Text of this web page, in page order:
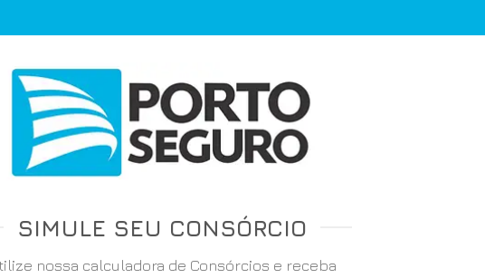
SIMULE SEU CONSÓRCIO
nossa calculadora de Consórcios e receba